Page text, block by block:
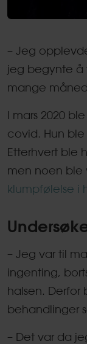
– Jeg
jeg begynte å
mange
I mars 2020
covid. Hun
Etterhvert ble
men noen
klumpfølelse i
– Jeg var til
ingenting,
halsen.
behandlinger
– Det var da